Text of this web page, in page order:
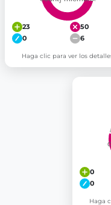
23
50
0
6
Haga clic para ver los
0
0
Haga